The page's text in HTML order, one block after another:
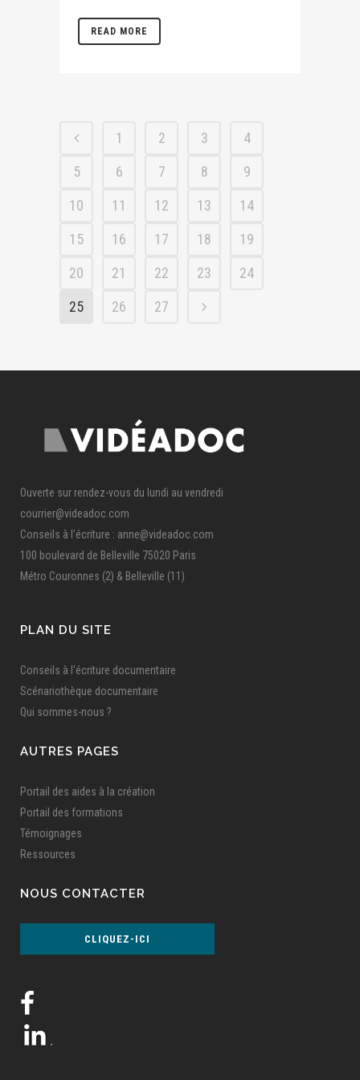
READ MORE
1 2 3
4
5
6 7 8
9
10
11 12 13
14
15
16 17 18
19
20
21 22 23
24
25
26 27
Ouverte sur rendez-vous du lundi au vendredi
courrier@videadoc.com
Conseils à l’écriture : anne@videadoc.com
100 boulevard de Belleville 75020 Paris
Métro Couronnes (2) & Belleville (11)
PLAN DU SITE
Conseils à l'écriture documentaire
Scénariothèque documentaire
Qui sommes-nous ?
AUTRES PAGES
Portail des aides à la création
Portail des formations
Témoignages
Ressources
NOUS CONTACTER
CLIQUEZ-ICI